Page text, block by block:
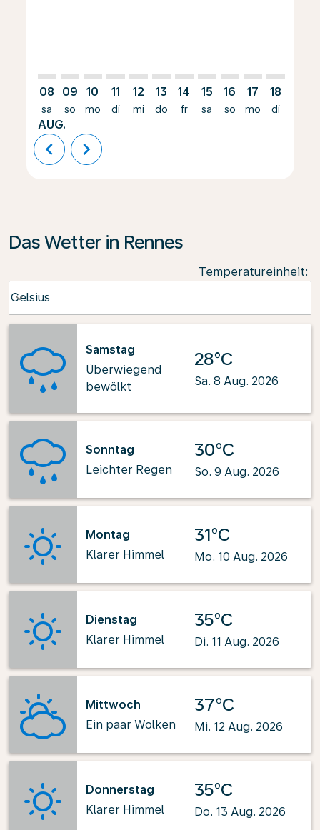
08
sa
AUG.
09
so
10
mo
11
di
12
mi
13
do
14
fr
15
sa
16
so
17
mo
18
di
chevron_left chevron_right
Das Wetter in Rennes
Temperatureinheit:
Celsius
keyboard_arrow_down
Samstag
Überwiegend
bewölkt
28°C
Sa. 8 Aug. 2026
Sonntag
Leichter Regen
30°C
So. 9 Aug. 2026
Montag
Klarer Himmel
31°C
Mo. 10 Aug. 2026
Dienstag
Klarer Himmel
35°C
Di. 11 Aug. 2026
Mittwoch
Ein paar Wolken
37°C
Mi. 12 Aug. 2026
Donnerstag
Klarer Himmel
35°C
Do. 13 Aug. 2026